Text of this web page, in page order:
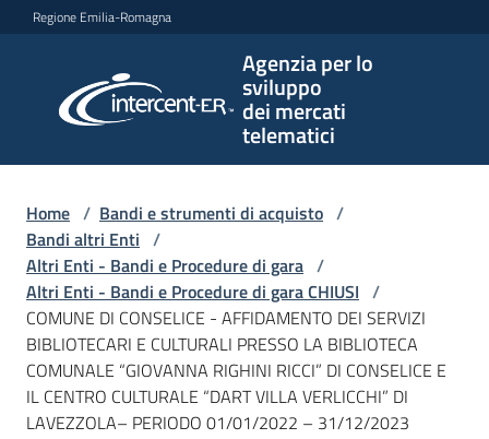
Vai al contenuto
Vai alla navigazione
Vai al footer
Regione Emilia-Romagna
Agenzia per lo
sviluppo
dei mercati
telematici
per lo
sviluppo
telematici
L'Agenzia
Bandi
e
Home / Bandi e strumenti di acquisto /
Bandi altri Enti /
Altri Enti - Bandi e Procedure di gara /
Altri Enti - Bandi e Procedure di gara CHIUSI /
COMUNE DI CONSELICE - AFFIDAMENTO DEI SERVIZI
BIBLIOTECARI E CULTURALI PRESSO LA BIBLIOTECA
COMUNALE “GIOVANNA RIGHINI RICCI” DI CONSELICE E
IL CENTRO CULTURALE “DART VILLA VERLICCHI” DI
LAVEZZOLA– PERIODO 01/01/2022 – 31/12/2023